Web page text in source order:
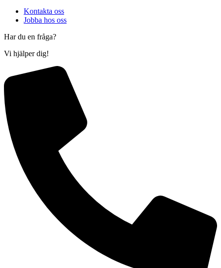
Kontakta oss
Jobba hos oss
Har du en fråga?
Vi hjälper dig!